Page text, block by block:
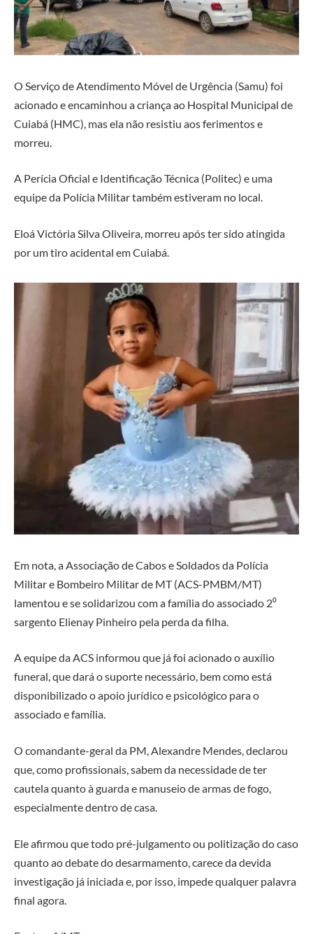
O Serviço de Atendimento Móvel de Urgência (Samu) foi
acionado e encaminhou a criança ao Hospital Municipal de
Cuiabá (HMC), mas ela não resistiu aos ferimentos e
morreu.
A Perícia Oficial e Identificação Técnica (Politec) e uma
equipe da Polícia Militar também estiveram no local.
Eloá Victória Silva Oliveira, morreu após ter sido atingida
por um tiro acidental em Cuiabá.
Em nota, a Associação de Cabos e Soldados da Polícia
Militar e Bombeiro Militar de MT (ACS-PMBM/MT)
lamentou e se solidarizou com a família do associado 2⁰
sargento Elienay Pinheiro pela perda da filha.
A equipe da ACS informou que já foi acionado o auxílio
funeral, que dará o suporte necessário, bem como está
disponibilizado o apoio jurídico e psicológico para o
associado e família.
O comandante-geral da PM, Alexandre Mendes, declarou
que, como profissionais, sabem da necessidade de ter
cautela quanto à guarda e manuseio de armas de fogo,
especialmente dentro de casa.
Ele afirmou que todo pré-julgamento ou politização do caso
quanto ao debate do desarmamento, carece da devida
investigação já iniciada e, por isso, impede qualquer palavra
final agora.